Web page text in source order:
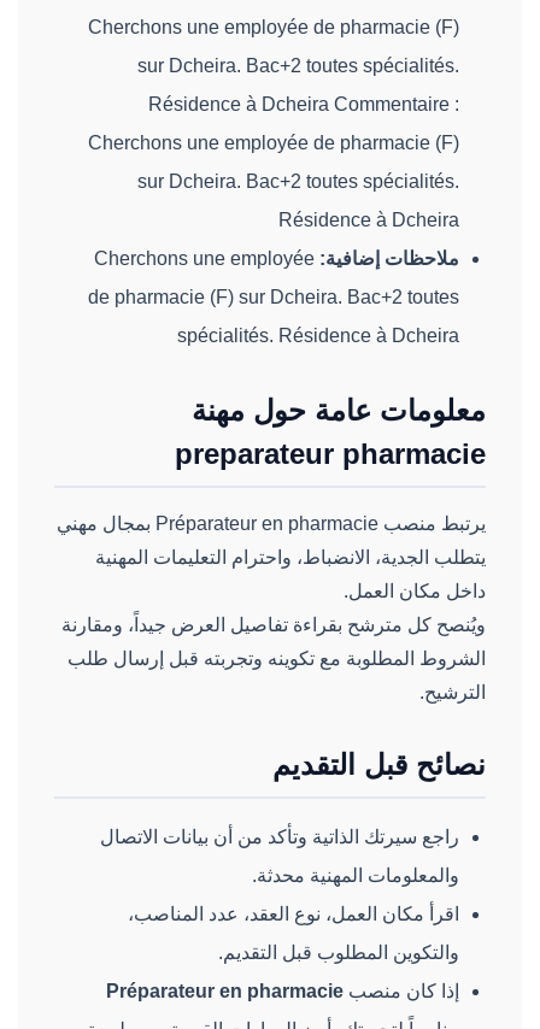
Cherchons une employée de pharmacie (F)
sur Dcheira. Bac+2 toutes spécialités.
Résidence à Dcheira Commentaire :
Cherchons une employée de pharmacie (F)
sur Dcheira. Bac+2 toutes spécialités.
Résidence à Dcheira
ملاحظات إضافية: Cherchons une employée
de pharmacie (F) sur Dcheira. Bac+2 toutes
spécialités. Résidence à Dcheira
معلومات عامة حول مهنة
preparateur pharmacie
يرتبط منصب Préparateur en pharmacie بمجال مهني
يتطلب الجدية، الانضباط، واحترام التعليمات المهنية
داخل مكان العمل.
ويُنصح كل مترشح بقراءة تفاصيل العرض جيداً، ومقارنة
الشروط المطلوبة مع تكوينه وتجربته قبل إرسال طلب
الترشيح.
نصائح قبل التقديم
راجع سيرتك الذاتية وتأكد من أن بيانات الاتصال
والمعلومات المهنية محدثة.
اقرأ مكان العمل، نوع العقد، عدد المناصب،
والتكوين المطلوب قبل التقديم.
إذا كان منصب Préparateur en pharmacie